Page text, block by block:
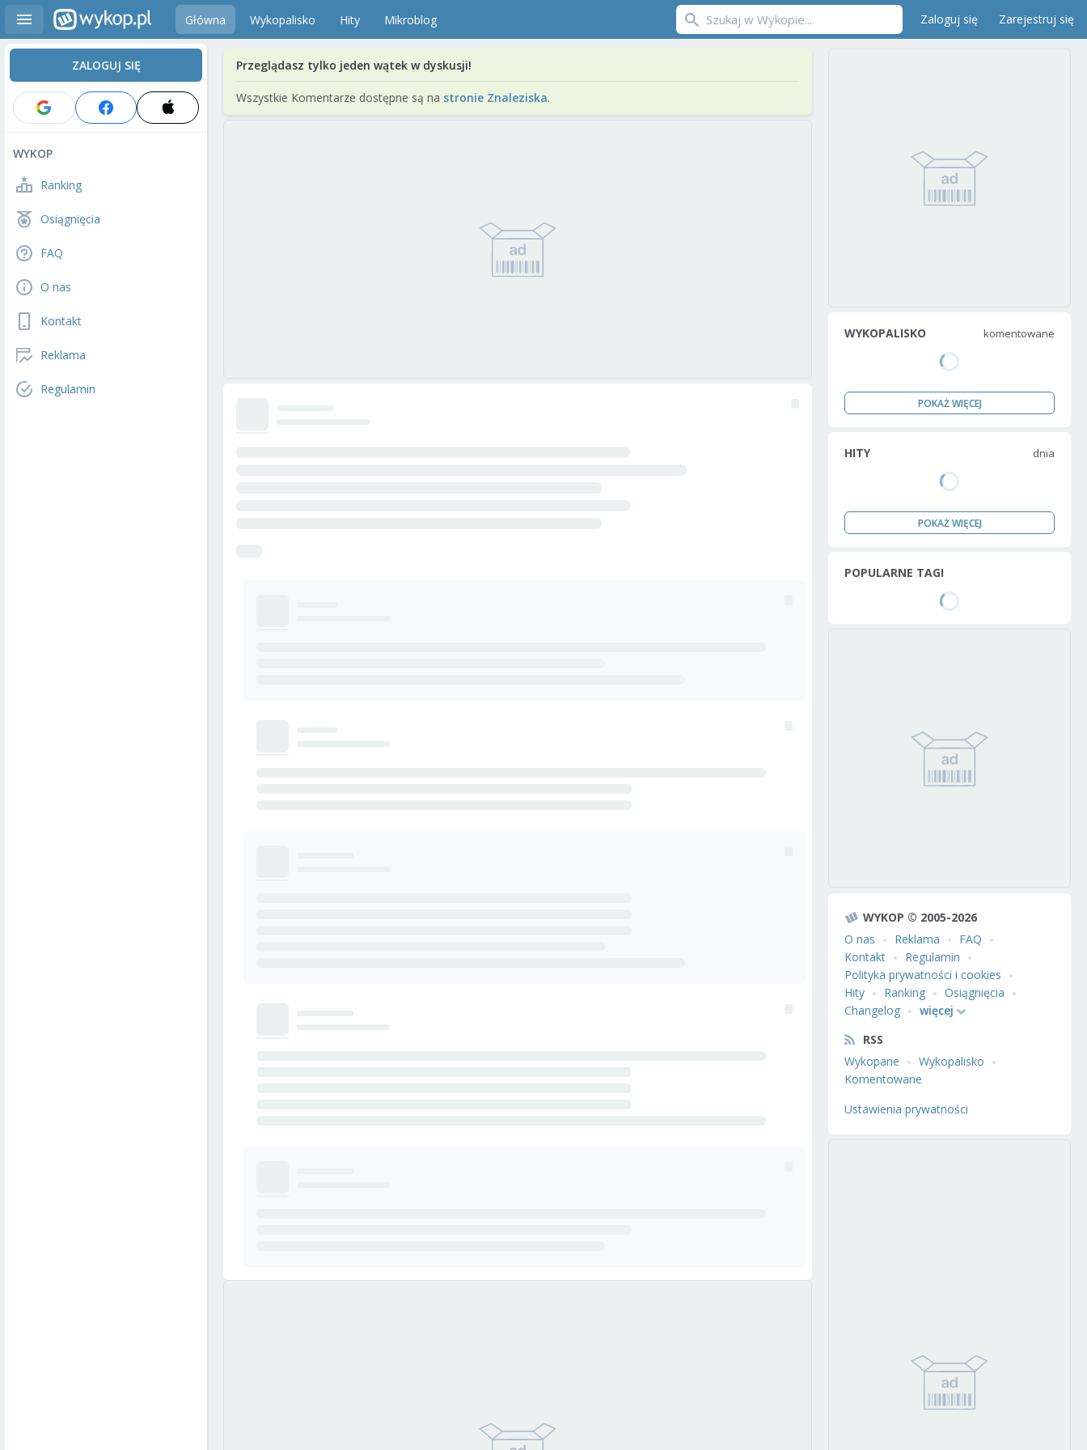
Główna Wykopalisko Hity Mikroblog Zaloguj się Zarejestruj się
ZALOGUJ SIĘ
WYKOP
Ranking
Osiągnięcia
FAQ
O nas
Kontakt
Reklama
Regulamin
Przeglądasz tylko jeden wątek w dyskusji!
Wszystkie Komentarze dostępne są na stronie Znaleziska.
WYKOPALISKO komentowane
POKAŻ WIĘCEJ
HITY dnia
POKAŻ WIĘCEJ
POPULARNE TAGI
WYKOP © 2005-2026
O nas
Reklama
FAQ
Kontakt
Regulamin
Polityka prywatności i cookies
Hity
Ranking
Osiągnięcia
Changelog
więcej
RSS
Wykopane
Wykopalisko
Komentowane
Ustawienia prywatności